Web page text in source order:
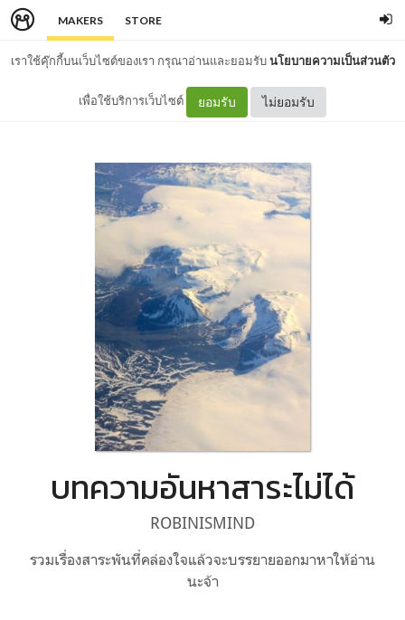
MAKERS STORE
เราใช้คุ๊กกี้บนเว็บไซต์ของเรา กรุณาอ่านและยอมรับนโยบายความเป็นส่วนตัว
เพื่อใช้บริการเว็บไซต์ ยอมรับ ไม่ยอมรับ
บทความอันหาสาระไม่ได้
ROBINISMIND
รวมเรื่องสาระพันที่คล่องใจแล้วจะบรรยายออกมาหาให้อ่าน
นะจ้า